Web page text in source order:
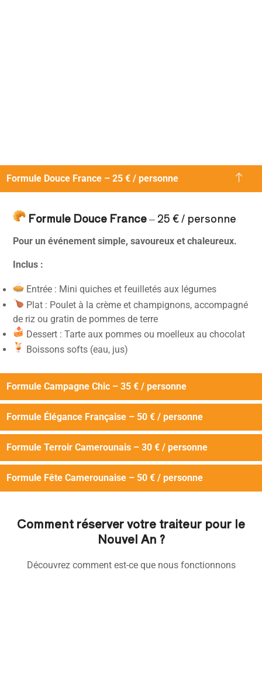
Formule Douce France – 25 € / personne
Formule Douce France– 25 € / personne
Pour un événement simple, savoureux et chaleureux.
Inclus :
Entrée : Mini quiches et feuilletés aux légumes
Plat : Poulet à la crème et champignons, accompagné
de riz ou gratin de pommes de terre
Dessert : Tarte aux pommes ou moelleux au chocolat
Boissons softs (eau, jus)
Formule Campagne Chic – 35 € / personne
Formule Élégance Française – 50 € / personne
Formule Terroir Camerounais – 30 € / personne
Formule Fête Camerounaise – 50 € / personne
Comment réserver votre traiteur pour le
Nouvel An ?
Découvrez comment est-ce que nous fonctionnons